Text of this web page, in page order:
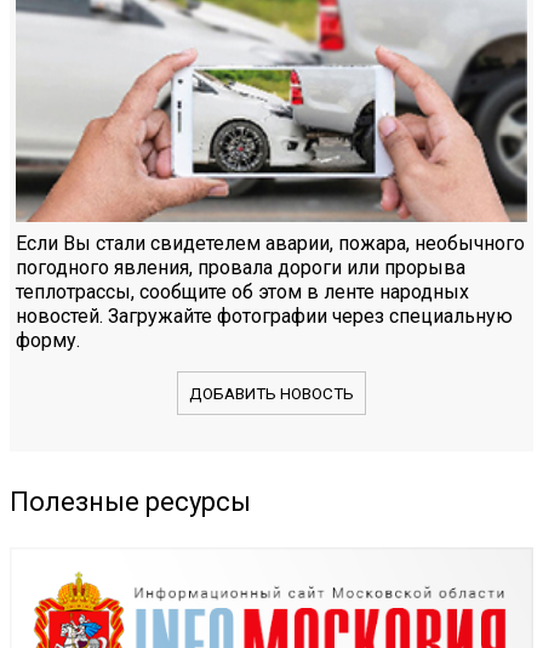
Если Вы стали свидетелем аварии, пожара, необычного
погодного явления, провала дороги или прорыва
теплотрассы, сообщите об этом в ленте народных
новостей. Загружайте фотографии через специальную
форму.
ДОБАВИТЬ НОВОСТЬ
Полезные ресурсы